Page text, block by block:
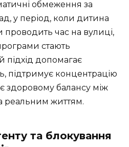
обмеження за
у період, коли дитина
проводить час на вулиці,
стають
підхід допомагає
підтримує концентрацію
здоровому балансу між
реальним життям.
та блокування